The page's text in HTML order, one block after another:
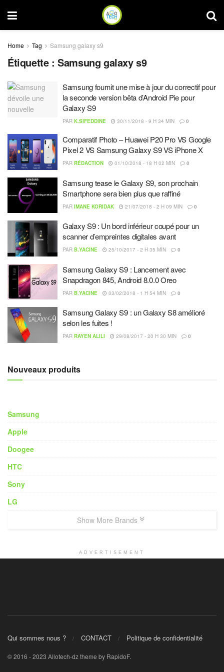
Home Tag Samsung galaxy s9
Étiquette :Samsung galaxy s9
Samsung fournit une mise à jour du correctif pour
la seconde version bêta d’Android Pie pour
Galaxy S9
PAR K.SIFEDDINE 30/11/2018 - 9 H 34 MIN 0
Comparatif Photo – Huawei P20 Pro VS Google
Pixel 2 VS Samsung Galaxy S9 VS iPhone X
PAR RÉDACTION 01/10/2018 - 18 H 02 MIN 0
Samsung tease le Galaxy S9, son prochain
Smartphone sera bien plus que raffiné
PAR IMANE KORIDAK 21/07/2018 - 2 H 09 MIN 0
Galaxy S9 : Un bord inférieur coupé pour un
scanner d’empreintes digitales avant
PAR B.YACINE 25/10/2017 - 2 H 35 MIN 0
Samsung Galaxy S9 : Lancement avec
Snapdragon 845, Android 8.0.0 Oreo
PAR B.YACINE 03/02/2018 - 1 H 54 MIN 0
Samsung Galaxy S9 : un Galaxy S8 amélioré
selon les fuites !
PAR RAYEN ALILI 29/08/2017 - 20 H 30 MIN 0
Nouveaux produits
Samsung
Apple
Doogee
HTC
Sony
LG
Show More Brands
ADVERTISEMENT
Qui sommes nous ? CONTACT Politique de confidentialité
© 2016 - 2023 Allotech-dz theme by RapidoF.